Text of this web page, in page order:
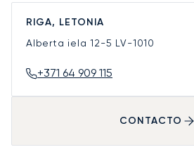
RIGA, LETONIA
Alberta iela 12-5 LV-1010
+371 64 909 115
CONTACTO